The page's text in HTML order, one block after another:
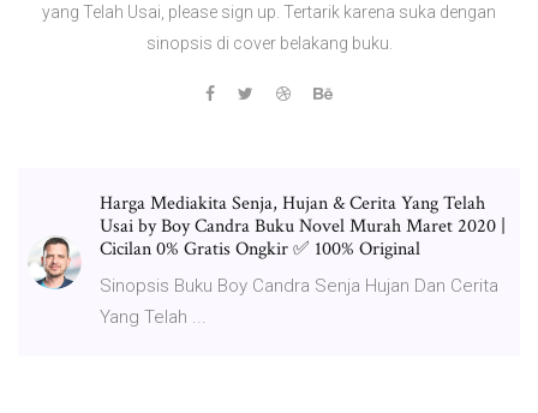
yang Telah Usai, please sign up. Tertarik karena suka dengan
sinopsis di cover belakang buku.
Harga Mediakita Senja, Hujan & Cerita Yang Telah
Usai by Boy Candra Buku Novel Murah Maret 2020 |
Cicilan 0% Gratis Ongkir ✅ 100% Original
Sinopsis Buku Boy Candra Senja Hujan Dan Cerita
Yang Telah ...